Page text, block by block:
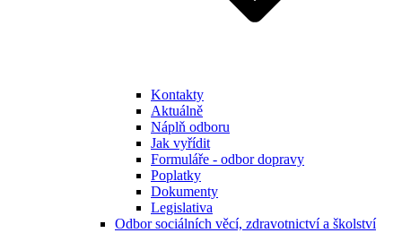
Kontakty
Aktuálně
Náplň odboru
Jak vyřídit
Formuláře - odbor dopravy
Poplatky
Dokumenty
Legislativa
Odbor sociálních věcí, zdravotnictví a školství